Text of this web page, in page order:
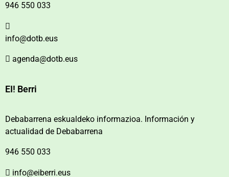
946 550 033
info@dotb.eus
agenda@dotb.eus
EI! Berri
Debabarrena eskualdeko informazioa. Información y
actualidad de Debabarrena
946 550 033
info@eiberri.eus